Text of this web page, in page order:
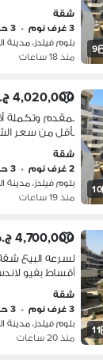
9
المستقبل سيتي
للبيع
شقة
3 غرف نوم
• 3 حمامات
بلوم فيلدز، مدينة
منذ 18 ساعات
10
4,020,000 ج.م
بمقدم وتكملة
بجوار مدينتي
شقة
2 غرف نوم
• 3 حمامات
بلوم فيلدز، مدينة
منذ 19 ساعات
11
4,700,000 ج.م
لسرعه البيع
أقساط بفيو
مدينتي وسراي
شقة
3 غرف نوم
• 3 حمامات
بلوم فيلدز، مدينة
منذ 20 ساعات